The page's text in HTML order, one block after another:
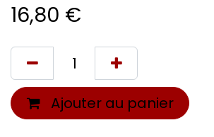
16,80 €
Ajouter au panier